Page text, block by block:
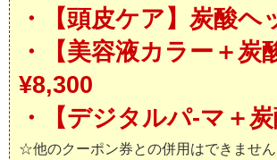
・【頭皮ケア】炭酸
・【美容液カラー＋
¥8,300
・【デジタルパ-マ＋
☆他のクーポン券との併用はできませ